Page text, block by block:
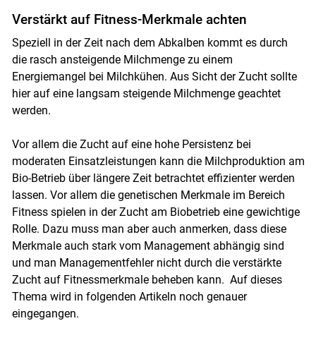
Verstärkt auf Fitness-Merkmale achten
Speziell in der Zeit nach dem Abkalben kommt es durch
die rasch ansteigende Milchmenge zu einem
Energiemangel bei Milchkühen. Aus Sicht der Zucht sollte
hier auf eine langsam steigende Milchmenge geachtet
werden.
Vor allem die Zucht auf eine hohe Persistenz bei
moderaten Einsatzleistungen kann die Milchproduktion am
Bio-Betrieb über längere Zeit betrachtet effizienter werden
lassen. Vor allem die genetischen Merkmale im Bereich
Fitness spielen in der Zucht am Biobetrieb eine gewichtige
Rolle. Dazu muss man aber auch anmerken, dass diese
Merkmale auch stark vom Management abhängig sind
und man Managementfehler nicht durch die verstärkte
Zucht auf Fitnessmerkmale beheben kann. Auf dieses
Thema wird in folgenden Artikeln noch genauer
eingegangen.